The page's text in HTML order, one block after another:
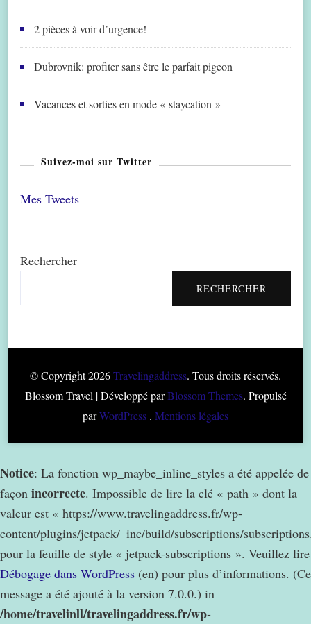
2 pièces à voir d’urgence!
Dubrovnik: profiter sans être le parfait pigeon
Vacances et sorties en mode « staycation »
Suivez-moi sur Twitter
Mes Tweets
Rechercher
RECHERCHER
© Copyright 2026Travelingaddress. Tous droits réservés.
Blossom Travel | Développé parBlossom Themes. Propulsé
parWordPress . Mentions légales
Notice: La fonction wp_maybe_inline_styles a été appelée de
façon incorrecte. Impossible de lire la clé « path » dont la
valeur est « https://www.travelingaddress.fr/wp-
content/plugins/jetpack/_inc/build/subscriptions/
pour la feuille de style « jetpack-subscriptions ». Veuillez lire
Débogage dans WordPress (en) pour plus d’informations. (Ce
message a été ajouté à la version 7.0.0.) in
/home/travelinll/travelingaddress.fr/wp-